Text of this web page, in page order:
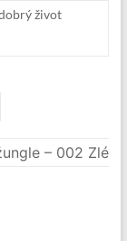
život
– 002 Zlé